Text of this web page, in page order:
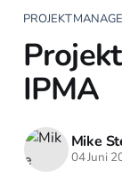
IPMA
Mike
04 Juni